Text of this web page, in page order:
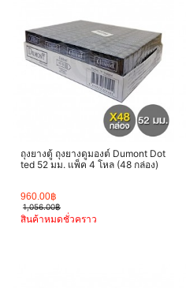
ถุงยางตู้ ถุงยางดูมองต์ Dumont Dot
ted 52 มม. แพ็ค 4 โหล (48 กล่อง)
960.00฿
1,056.00฿
สินค้าหมดชั่วคราว